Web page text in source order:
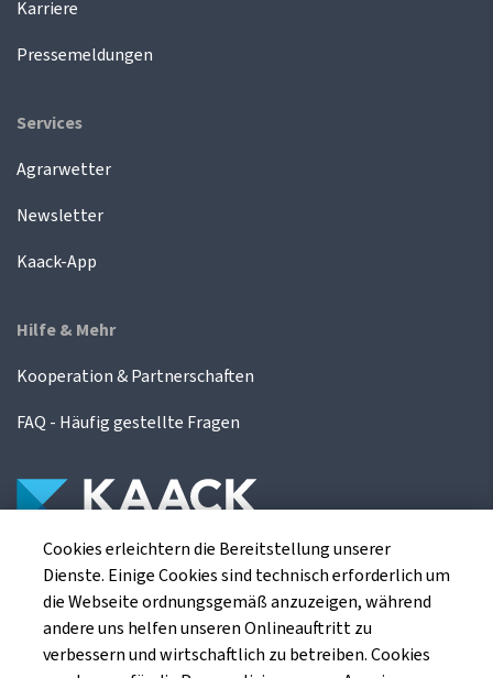
Karriere
Pressemeldungen
Services
Agrarwetter
Newsletter
Kaack-App
Hilfe & Mehr
Kooperation & Partnerschaften
FAQ - Häufig gestellte Fragen
Die Kaack Terminhandel GmbH ist ein
Finanzdienstleistungsinstitut für die europäischen
Agrarterminbörsen.
Cookies erleichtern die Bereitstellung unserer
Dienste. Einige Cookies sind technisch erforderlich um
die Webseite ordnungsgemäß anzuzeigen, während
andere uns helfen unseren Onlineauftritt zu
verbessern und wirtschaftlich zu betreiben. Cookies